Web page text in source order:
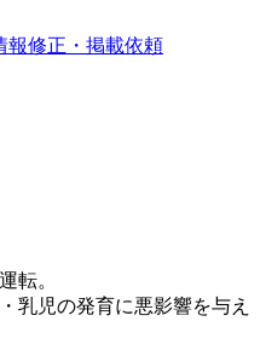
報修正・掲載依頼
転。
乳児の発育に悪影響を与え